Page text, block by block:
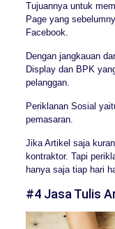
Tujuannya untuk
Page yang
Facebook.
Dengan jangkauan
Display dan BPK
pelanggan.
Periklanan Sosial
pemasaran.
Jika Artikel saja
kontraktor. Tapi
hanya saja tiap hari
#4 Jasa Tulis